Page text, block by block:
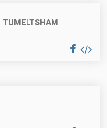
TUMELTSHAM